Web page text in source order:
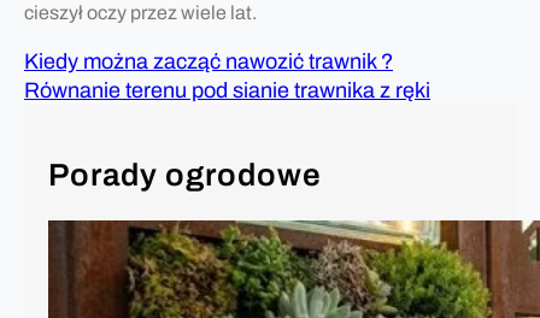
cieszył oczy przez wiele lat.
Kiedy można zacząć nawozić trawnik ?
Równanie terenu pod sianie trawnika z ręki
Porady ogrodowe